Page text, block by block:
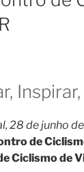
28 de junho
de
Ciclismo de